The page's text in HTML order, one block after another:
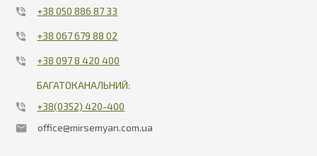
+38 050 886 87 33
+38 067 679 88 02
+38 097 8 420 400
БАГАТОКАНАЛЬНИЙ:
+38(0352) 420-400
office@mirsemyan.com.ua